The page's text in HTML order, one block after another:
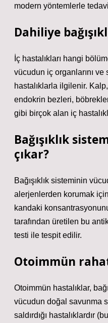
modern yöntemlerle
Dahiliye
İç hastalıkları hangi
vücudun iç organlarını
hastalıklarla ilgilenir.
endokrin bezleri,
gibi birçok alan iç
Bağışıklık
çıkar?
Bağışıklık sisteminin
alerjenlerden korumak
kandaki
tarafından üretilen bu
testi ile tespit edilir.
Otoimmün
Otoimmün hastalıklar,
vücudun doğal savunma
saldırdığı hastalıklardır